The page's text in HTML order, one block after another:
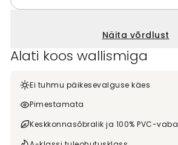
Näita võrdlust
Alati koos wallismiga
Ei tuhmu päikesevalguse käes
Pimestamata
Keskkonnasõbralik ja 100% PVC-vaba